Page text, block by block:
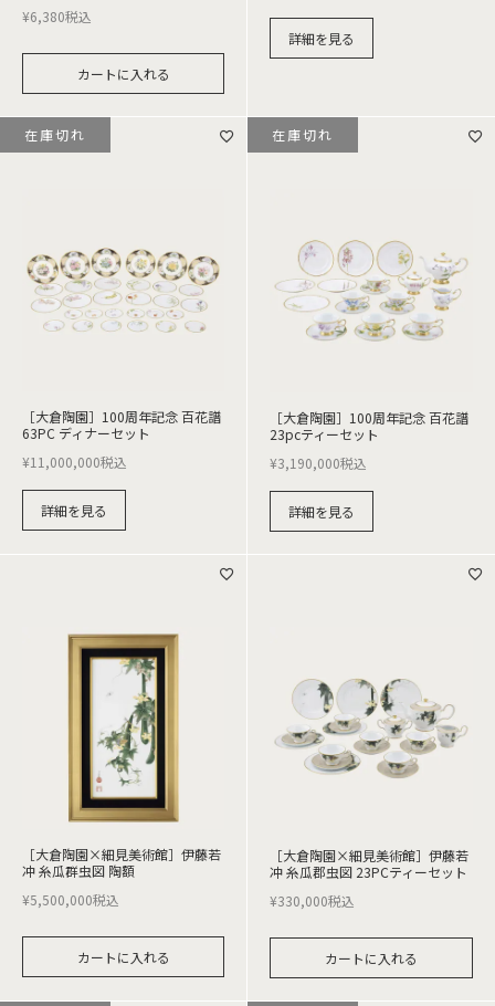
¥6,380税込
カートに入れる
詳細を見る
［大倉陶園］100周年記念 百花譜
63PC ディナーセット
¥11,000,000税込
詳細を見る
在庫切れ
［大倉陶園］100周年記念 百花譜
23pcティーセット
¥3,190,000税込
詳細を見る
在庫切れ
［大倉陶園×細見美術館］伊藤若
冲 糸瓜群虫図 陶額
¥5,500,000税込
カートに入れる
［大倉陶園×細見美術館］伊藤若
冲 糸瓜郡虫図 23PCティーセット
¥330,000税込
カートに入れる